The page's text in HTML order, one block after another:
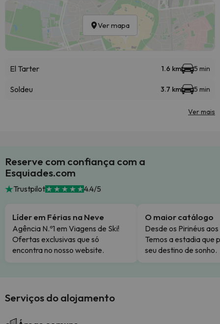
Ver mapa
El Tarter 1.6 km 5 min
Soldeu 3.7 km 5 min
Ver mais
Reserve com confiança com a
Esquiades.com
Trustpilot 4.4/5
Líder em Férias na Neve
Agência N.º1 em Viagens de Ski!
Ofertas exclusivas que só
encontra no nosso website.
O maior catálogo
Desde os Pirinéus
Temos a estadia que
seu destino de sonho.
Serviços do alojamento